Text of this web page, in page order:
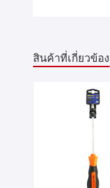
สินค้าที่เกี่ยวข้อง
รายการ
สินค้าที่
ชอบ